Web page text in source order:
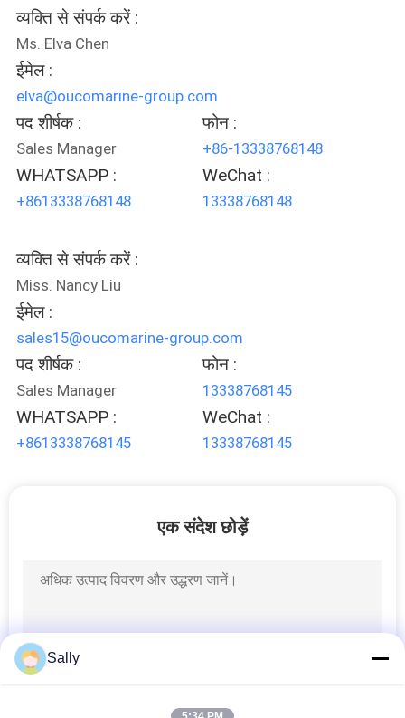
व्यक्ति से संपर्क करें :
Ms. Elva Chen
ईमेल :
elva@oucomarine-group.com
पद शीर्षक :
Sales Manager
फोन :
+86-13338768148
WHATSAPP :
+8613338768148
WeChat :
13338768148
व्यक्ति से संपर्क करें :
Miss. Nancy Liu
ईमेल :
sales15@oucomarine-group.com
पद शीर्षक :
Sales Manager
फोन :
13338768145
WHATSAPP :
+8613338768145
WeChat :
13338768145
एक संदेश छोड़ें
Sally